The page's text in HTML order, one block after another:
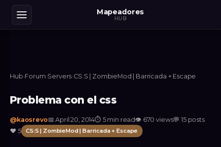
Mapeadores
HUB
Hub›Forum›Servers›CS:S | ZombieMod | Barricada + Escape
Problema con el css
@kaosrevo📅April 20, 2014⏱ 5 min read👁 670 views💬15 posts
❤️ 5 CS:S | ZombieMod | Barricada + Escape